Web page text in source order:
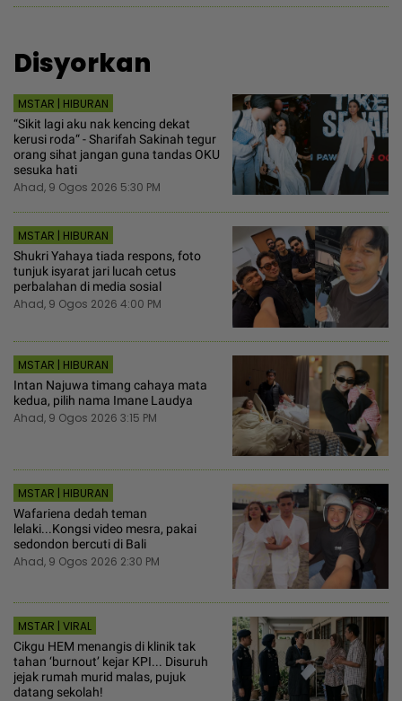
Disyorkan
MSTAR | HIBURAN
“Sikit lagi aku nak kencing dekat
kerusi roda“ - Sharifah Sakinah tegur
orang sihat jangan guna tandas OKU
sesuka hati
Ahad, 9 Ogos 2026 5:30 PM
MSTAR | HIBURAN
Shukri Yahaya tiada respons, foto
tunjuk isyarat jari lucah cetus
perbalahan di media sosial
Ahad, 9 Ogos 2026 4:00 PM
MSTAR | HIBURAN
Intan Najuwa timang cahaya mata
kedua, pilih nama Imane Laudya
Ahad, 9 Ogos 2026 3:15 PM
MSTAR | HIBURAN
Wafariena dedah teman
lelaki...Kongsi video mesra, pakai
sedondon bercuti di Bali
Ahad, 9 Ogos 2026 2:30 PM
MSTAR | VIRAL
Cikgu HEM menangis di klinik tak
tahan ‘burnout’ kejar KPI... Disuruh
jejak rumah murid malas, pujuk
datang sekolah!